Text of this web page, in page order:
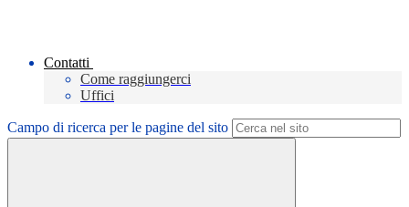
Contatti
Come raggiungerci
Uffici
Campo di ricerca per le pagine del sito